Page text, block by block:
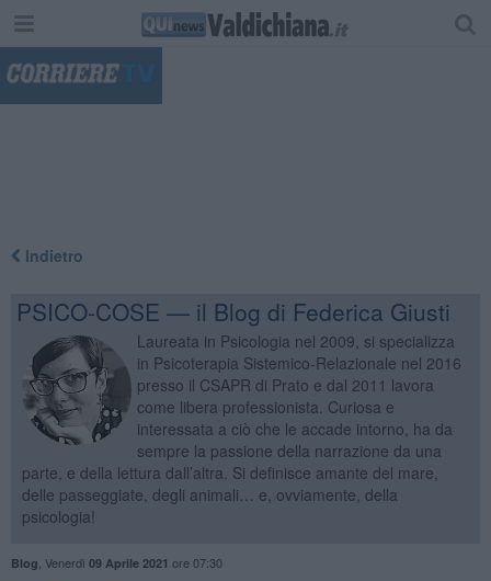
Indietro
PSICO-COSE — il Blog di Federica Giusti
Laureata in Psicologia nel 2009, si specializza
in Psicoterapia Sistemico-Relazionale nel 2016
presso il CSAPR di Prato e dal 2011 lavora
come libera professionista. Curiosa e
interessata a ciò che le accade intorno, ha da
sempre la passione della narrazione da una
parte, e della lettura dall’altra. Si definisce amante del mare,
delle passeggiate, degli animali… e, ovviamente, della
psicologia!
Blog Venerdì 09 Aprile 2021 ore 07:30